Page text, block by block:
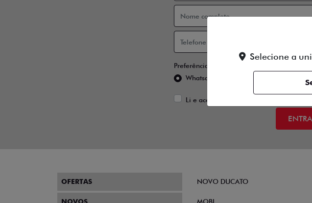
Preferência de contato:
Whatsapp
Email
Li e aceito a e
OFERTAS NOVO DUCATO
Selecione a